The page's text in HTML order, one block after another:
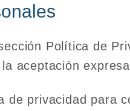
Política de
aceptación
de privacidad para